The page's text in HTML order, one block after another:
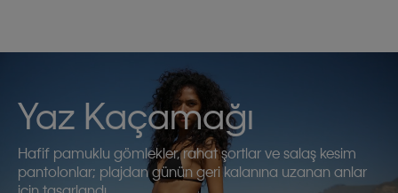
Yaz Kaçamağı
Hafif pamuklu gömlekler, rahat şortlar ve salaş kesim
pantolonlar; plajdan günün geri kalanına uzanan anlar